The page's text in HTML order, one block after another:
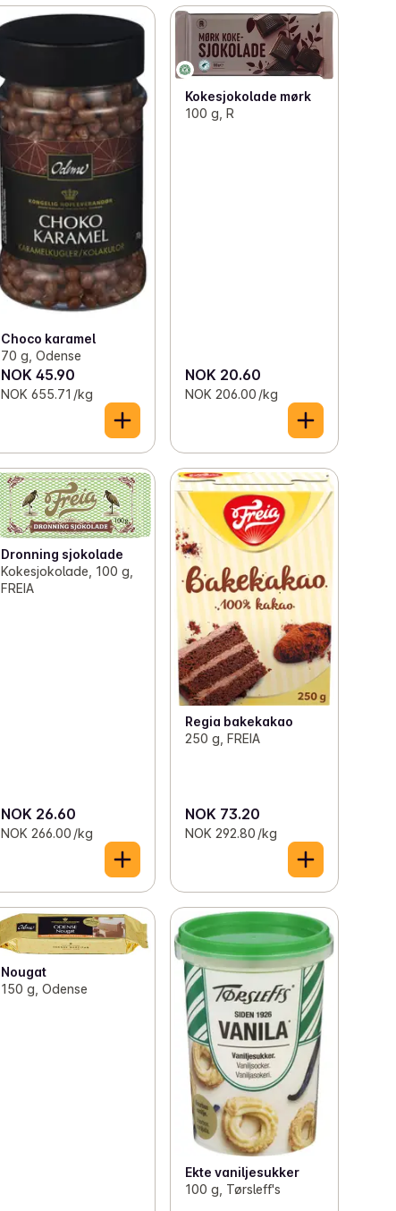
Choco karamel
70 g, Odense
NOK 45.90
NOK 655.71 /kg
Kokesjokolade mørk
100 g, R
NOK 20.60
NOK 206.00 /kg
Dronning sjokolade
Kokesjokolade, 100 g,
FREIA
NOK 26.60
NOK 266.00 /kg
Regia bakekakao
250 g, FREIA
NOK 73.20
NOK 292.80 /kg
Nougat
150 g, Odense
Ekte vaniljesukker
100 g, Tørsleff's